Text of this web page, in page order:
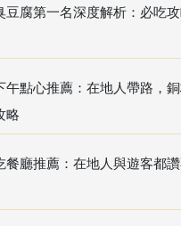
豆腐第一名深度解析：必吃
午點心推薦：在地人帶路，
略
餐廳推薦：在地人與遊客都